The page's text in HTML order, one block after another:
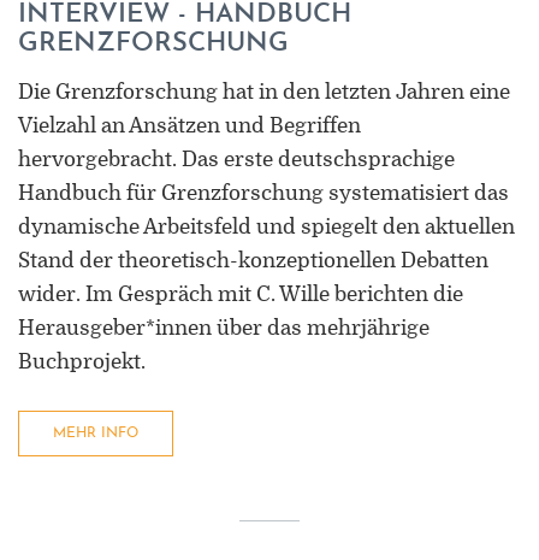
INTERVIEW - HANDBUCH
GRENZFORSCHUNG
Die Grenzforschung hat in den letzten Jahren eine
Vielzahl an Ansätzen und Begriffen
hervorgebracht. Das erste deutschsprachige
Handbuch für Grenzforschung systematisiert das
dynamische Arbeitsfeld und spiegelt den aktuellen
Stand der theoretisch-konzeptionellen Debatten
wider. Im Gespräch mit C. Wille berichten die
Herausgeber*innen über das mehrjährige
Buchprojekt.
MEHR INFO